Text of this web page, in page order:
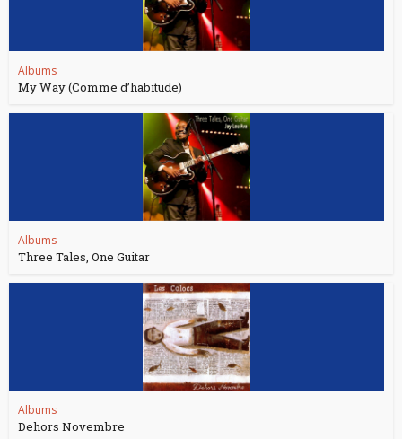
Albums
My Way (Comme d’habitude)
Albums
Three Tales, One Guitar
Albums
Dehors Novembre